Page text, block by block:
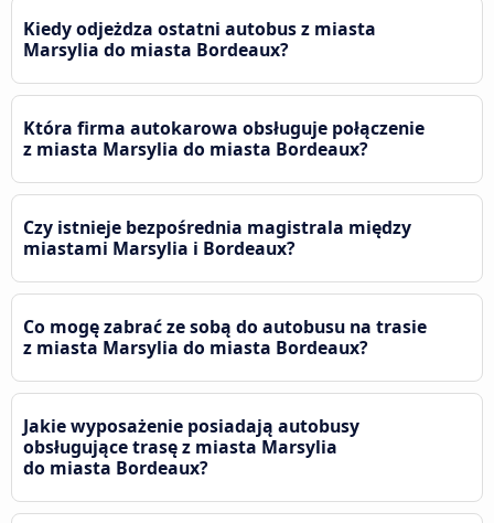
Kiedy odjeżdza ostatni autobus z miasta
Marsylia do miasta Bordeaux?
Która firma autokarowa obsługuje połączenie
z miasta Marsylia do miasta Bordeaux?
Czy istnieje bezpośrednia magistrala między
miastami Marsylia i Bordeaux?
Co mogę zabrać ze sobą do autobusu na trasie
z miasta Marsylia do miasta Bordeaux?
Jakie wyposażenie posiadają autobusy
obsługujące trasę z miasta Marsylia
do miasta Bordeaux?